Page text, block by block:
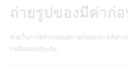
ถ่ายรูปของมีค่าก่
ช่วยในการตรวจสอบสภาพก่อนและหลังกา
กรณีเคลมประกัน